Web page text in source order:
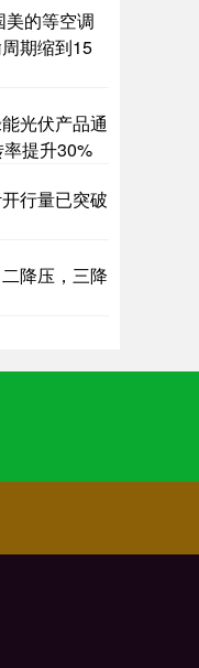
的等空调
期缩到15
光伏产品通
提升30%
行量已突破
降压，三降